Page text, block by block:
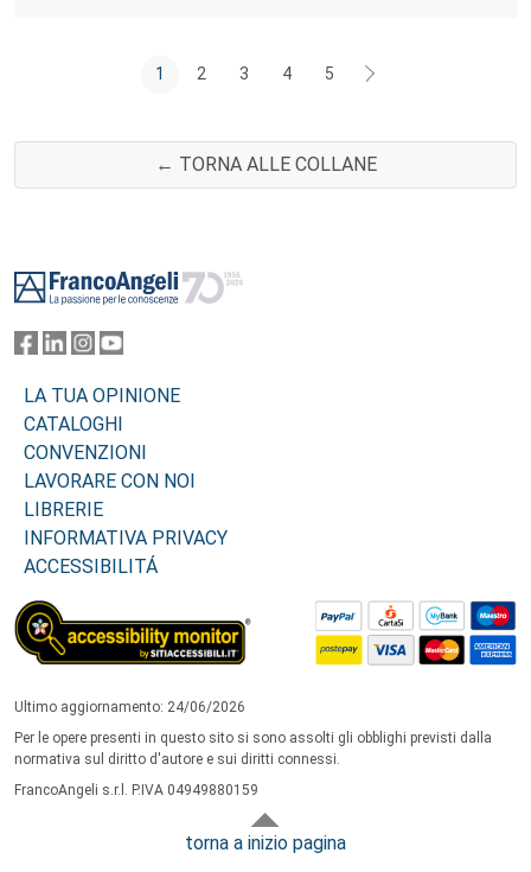
1 2 3 4 5
← TORNA ALLE COLLANE
LA TUA OPINIONE
CATALOGHI
CONVENZIONI
LAVORARE CON NOI
LIBRERIE
INFORMATIVA PRIVACY
ACCESSIBILITÁ
Ultimo aggiornamento: 24/06/2026
Per le opere presenti in questo sito si sono assolti gli obblighi previsti dalla
normativa sul diritto d'autore e sui diritti connessi.
FrancoAngeli s.r.l. P.IVA 04949880159
torna a inizio pagina